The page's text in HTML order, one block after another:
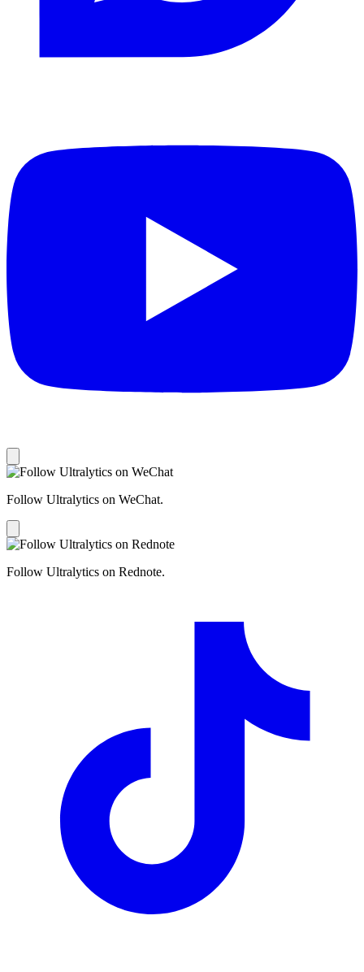
Follow Ultralytics on WeChat.
Follow Ultralytics on Rednote.